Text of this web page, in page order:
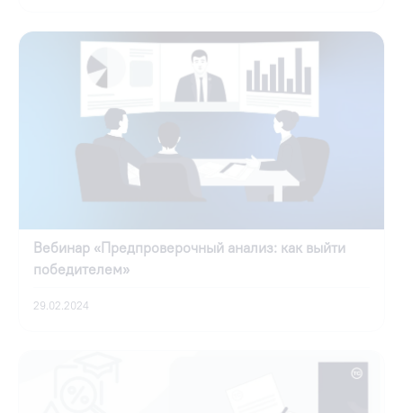
Вебинар «Предпроверочный анализ: как выйти
победителем»
29.02.2024